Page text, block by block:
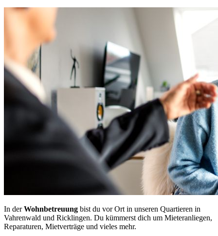
In derWohnbetreuung bist du vor Ort in unseren Quartieren in
Vahrenwald und Ricklingen. Du kümmerst dich um Mieteranliegen,
Reparaturen, Mietverträge und vieles mehr.